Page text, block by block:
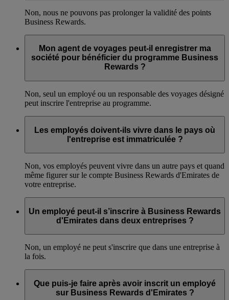
Non, nous ne pouvons pas prolonger la validité des points
Business Rewards.
Mon agent de voyages peut-il enregistrer ma
société pour bénéficier du programme Business
Rewards ?
Non, seul un employé ou un responsable des voyages désigné
peut inscrire l'entreprise au programme.
Les employés doivent-ils vivre dans le pays où
l'entreprise est immatriculée ?
Non, vos employés peuvent vivre dans un autre pays et quand
même figurer sur le compte Business Rewards d'Emirates de
votre entreprise.
Un employé peut-il s’inscrire à Business Rewards
d'Emirates dans deux entreprises ?
Non, un employé ne peut s'inscrire que dans une entreprise à
la fois.
Que puis-je faire après avoir inscrit un employé
sur Business Rewards d'Emirates ?